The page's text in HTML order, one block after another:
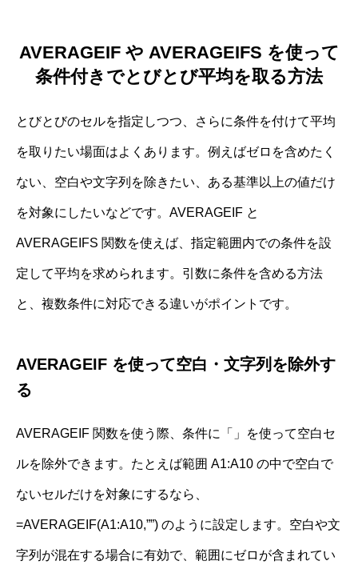
AVERAGEIF や AVERAGEIFS を使って
条件付きでとびとび平均を取る方法
とびとびのセルを指定しつつ、さらに条件を付けて平均
を取りたい場面はよくあります。例えばゼロを含めたく
ない、空白や文字列を除きたい、ある基準以上の値だけ
を対象にしたいなどです。AVERAGEIF と
AVERAGEIFS 関数を使えば、指定範囲内での条件を設
定して平均を求められます。引数に条件を含める方法
と、複数条件に対応できる違いがポイントです。
AVERAGEIF を使って空白・文字列を除外す
る
AVERAGEIF 関数を使う際、条件に「」を使って空白セ
ルを除外できます。たとえば範囲 A1:A10 の中で空白で
ないセルだけを対象にするなら、
=AVERAGEIF(A1:A10,””) のように設定します。空白や文
字列が混在する場合に有効で、範囲にゼロが含まれてい